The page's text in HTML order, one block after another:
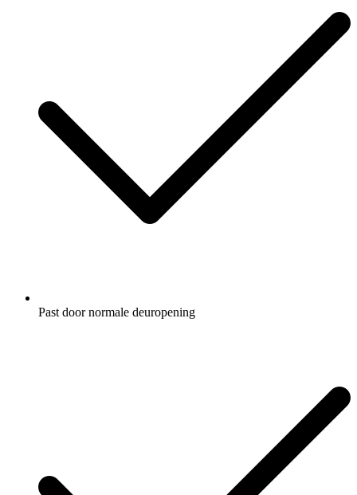
Past door normale deuropening